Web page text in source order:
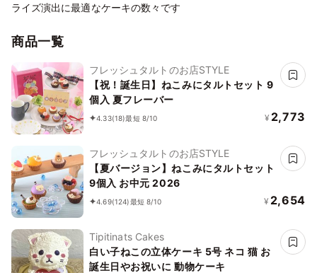
ライズ演出に最適なケーキの数々です
商品一覧
フレッシュタルトのお店STYLE
【祝！誕生日】ねこみにタルトセット 9
個入 夏フレーバー
4.33(18)最短 8/10 ¥ 2,773
フレッシュタルトのお店STYLE
【夏バージョン】ねこみにタルトセット
9個入 お中元 2026
4.69(124)最短 8/10 ¥ 2,654
Tipitinats Cakes
白い子ねこの立体ケーキ 5号 ネコ 猫 お
誕生日やお祝いに 動物ケーキ